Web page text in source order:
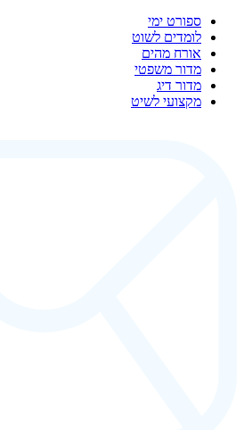
ספורט ימי
לומדים לשוט
אורח מהים
מדור משפטי
מדור דיג
מקצועי לשיט